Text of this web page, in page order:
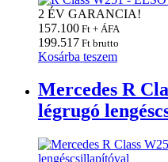
2 ÉV GARANCIA!
157.100 Ft + ÁFA
199.517 Ft brutto
Kosárba teszem
Mercedes R
légrugó